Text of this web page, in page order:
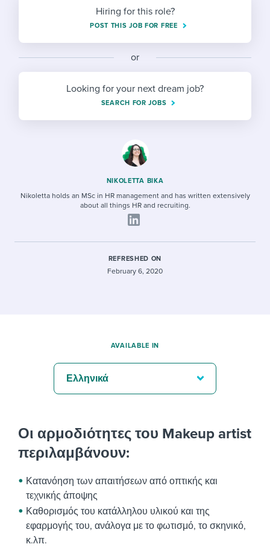
Developing & retaining people
Ensuring compliance
Finding and attracting people
Establishing an employer brand
Candidate/employee experiences
Onboarding checklists
Step-by-step tutorials
Free ebooks & reports
HR terms
Pay & benefits
Career development
Modern working life
Overall career resources
Request a demo
Start a free trial
Hiring for this role?
POST THIS JOB FOR FREE
or
Looking for your next dream job?
SEARCH FOR JOBS
NIKOLETTA BIKA
Nikoletta holds an MSc in HR management and has written extensively
about all things HR and recruiting.
REFRESHED ON
February 6, 2020
Οι αρμοδιότητες του Makeup artist
περιλαμβάνουν:
Κατανόηση των απαιτήσεων από οπτικής και
τεχνικής άποψης
Καθορισμός του κατάλληλου υλικού και της
εφαρμογής του, ανάλογα με το φωτισμό, το σκηνικό,
κ.λπ.
AVAILABLE IN
Ελληνικά